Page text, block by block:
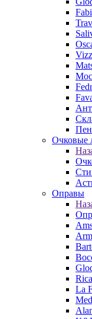
Очковые
Оправы
La